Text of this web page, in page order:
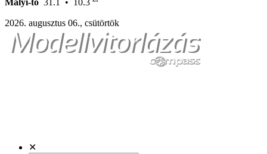
Mályi-tó 31.1 • 10.3
2026. augusztus 06., csütörtök
✕